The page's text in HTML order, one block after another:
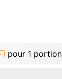
pour 1 portion